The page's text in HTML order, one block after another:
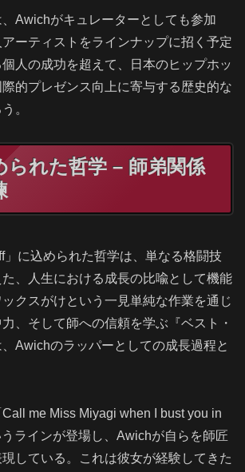
Awichがキュレーターとしても参加
ーティストをラインナップに招く予定
人の成功を超えて、日本のヒップホッ
的プレゼンス向上に寄与する歴史的な
。
られた哲学 – 師弟関係
」に込められた哲学は、単なる格闘技
、人生における成長の比喩として機能
クスがけという一見単純な作業を通じ
、そして師への信頼を学ぶ『ベスト・
Awichのラッパーとしての成長過程と
me Miss Miyagi when I bust you in
ラインが登場し、Awichが自らを師匠
している。これは彼女が経験してきた